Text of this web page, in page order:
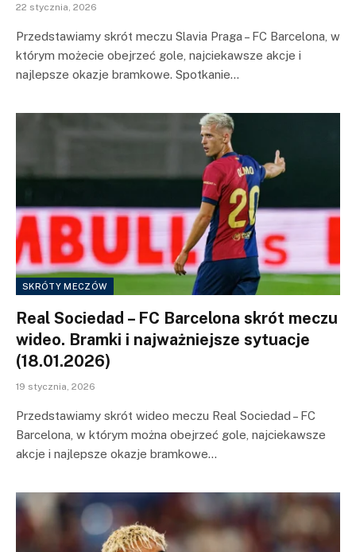
22 stycznia, 2026
Przedstawiamy skrót meczu Slavia Praga – FC Barcelona, w
którym możecie obejrzeć gole, najciekawsze akcje i
najlepsze okazje bramkowe. Spotkanie…
SKRÓTY MECZÓW
Real Sociedad – FC Barcelona skrót meczu
wideo. Bramki i najważniejsze sytuacje
(18.01.2026)
19 stycznia, 2026
Przedstawiamy skrót wideo meczu Real Sociedad – FC
Barcelona, w którym można obejrzeć gole, najciekawsze
akcje i najlepsze okazje bramkowe…